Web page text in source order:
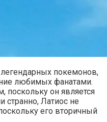
покемонов,
любимых фанатами.
поскольку он является
странно, Латиос не
его вторичный